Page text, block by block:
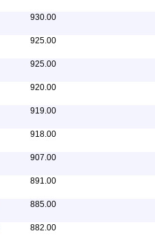
930.00
925.00
925.00
920.00
919.00
918.00
907.00
891.00
885.00
882.00